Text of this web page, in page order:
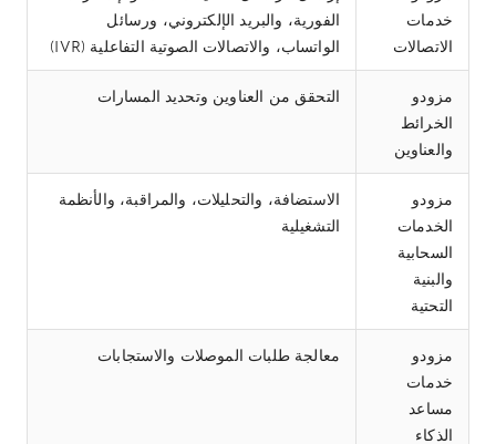
خدمات
الاتصالات
الفورية، والبريد الإلكتروني، ورسائل
الواتساب، والاتصالات الصوتية التفاعلية (IVR)
مزودو
الخرائط
والعناوين
التحقق من العناوين وتحديد المسارات
مزودو
الخدمات
السحابية
والبنية
التحتية
الاستضافة، والتحليلات، والمراقبة، والأنظمة
التشغيلية
مزودو
خدمات
مساعد
الذكاء
معالجة طلبات الموصلات والاستجابات